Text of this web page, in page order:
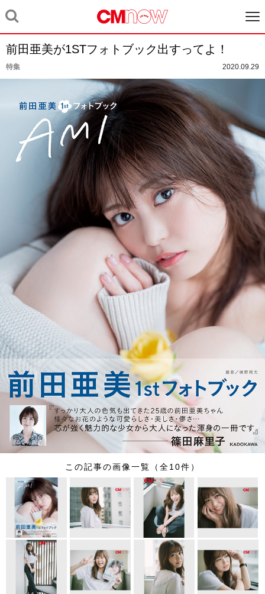
前田亜美が1STフォトブック出すってよ！
特集 2020.09.29
この記事の画像一覧（全10件）